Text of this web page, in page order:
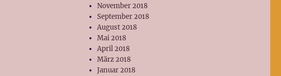
November 2018
September 2018
August 2018
Mai 2018
April 2018
März 2018
Januar 2018